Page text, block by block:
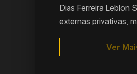
Dias Ferreira Leblon
externas privativas,
Ver